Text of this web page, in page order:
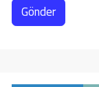
Gönder